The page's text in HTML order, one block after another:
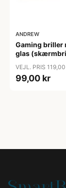
ANDREW
Gaming briller
glas
VEJL. PRIS 119,00
99,00 kr